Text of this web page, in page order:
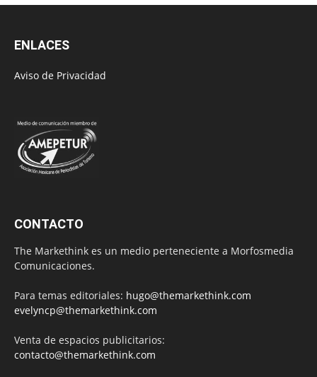
ENLACES
Aviso de Privacidad
CONTACTO
The Markethink es un medio perteneciente a Morfosmedia
Comunicaciones.
Para temas editoriales: hugo@themarkethink.com
evelyncp@themarkethink.com
Venta de espacios publicitarios:
contacto@themarkethink.com